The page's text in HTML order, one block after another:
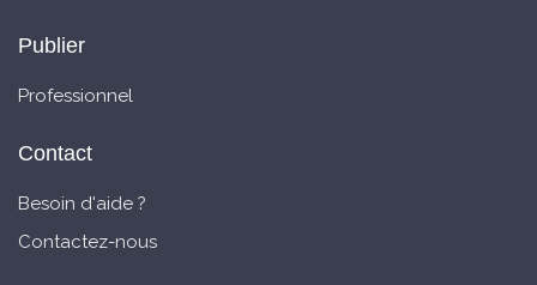
Publier
Professionnel
Contact
Besoin d'aide ?
Contactez-nous